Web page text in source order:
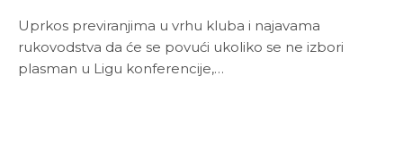
Uprkos previranjima u vrhu kluba i najavama
rukovodstva da će se povući ukoliko se ne izbori
plasman u Ligu konferencije,…